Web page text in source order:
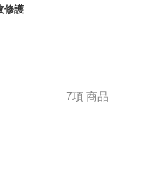
修護
7項 商品